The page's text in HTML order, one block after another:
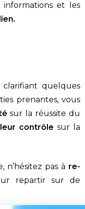
informations et les
quelques
prenantes, vous
sur la réussite du
contrôle sur la
pas à re-
repartir sur de